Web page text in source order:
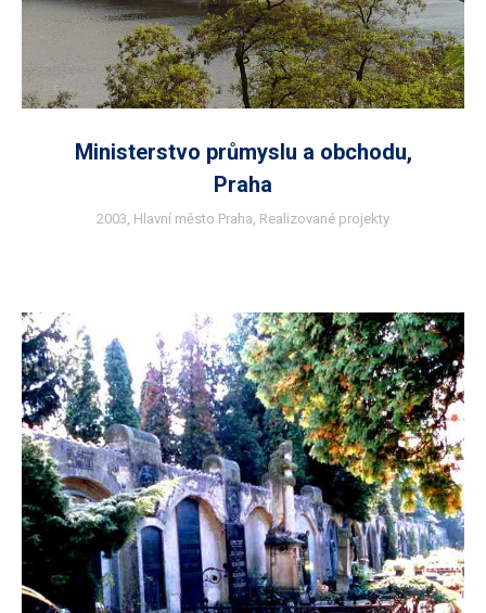
Ministerstvo průmyslu a obchodu,
Praha
2003 Hlavní město Praha Realizované projekty